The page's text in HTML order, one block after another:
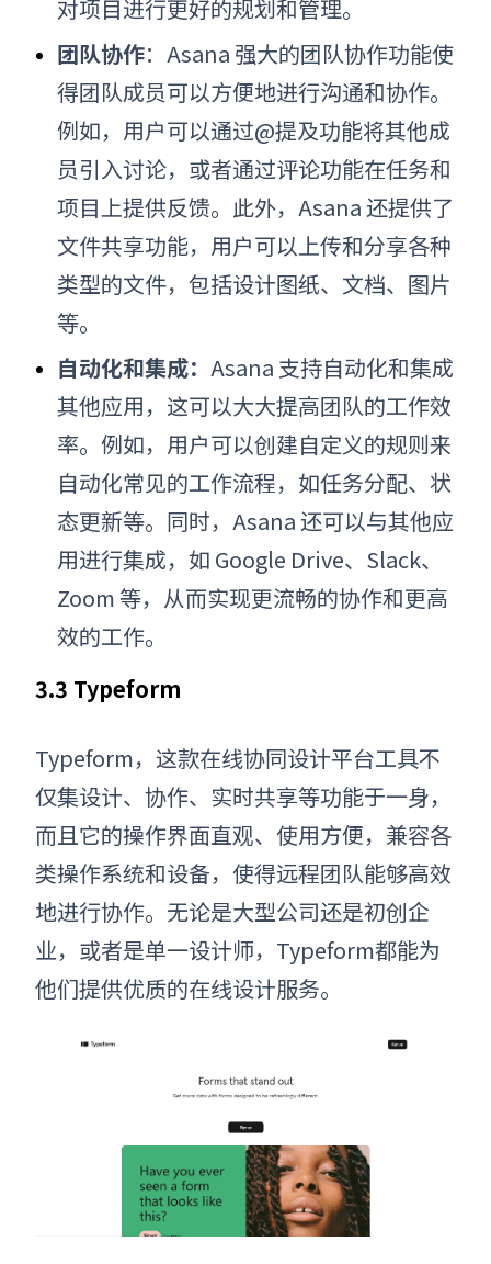
对项目进行更好的规划和管理。
团队协作： Asana 强大的团队协作功能使
得团队成员可以方便地进行沟通和协作。
例如，用户可以通过@提及功能将其他成
员引入讨论，或者通过评论功能在任务和
项目上提供反馈。此外，Asana 还提供了
文件共享功能，用户可以上传和分享各种
类型的文件，包括设计图纸、文档、图片
等。
自动化和集成： Asana 支持自动化和集成
其他应用，这可以大大提高团队的工作效
率。例如，用户可以创建自定义的规则来
自动化常见的工作流程，如任务分配、状
态更新等。同时，Asana 还可以与其他应
用进行集成，如 Google Drive、Slack、
Zoom 等，从而实现更流畅的协作和更高
效的工作。
3.3 Typeform
Typeform，这款在线协同设计平台工具不
仅集设计、协作、实时共享等功能于一身，
而且它的操作界面直观、使用方便，兼容各
类操作系统和设备，使得远程团队能够高效
地进行协作。无论是大型公司还是初创企
业，或者是单一设计师，Typeform都能为
他们提供优质的在线设计服务。